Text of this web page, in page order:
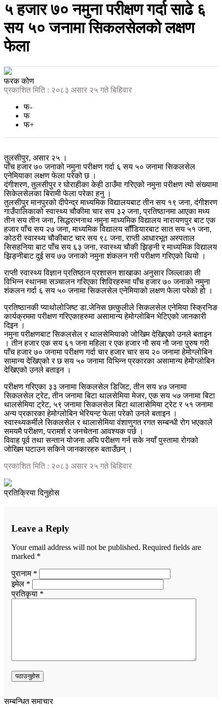
५ हजार ७० नमुना परीक्षण गर्दा साढे ६
सय ५० जनामा सिकलसेलको लक्षण
फेला
फरक कोण
प्रकाशित मिति : २०८३ असार २५ गते बिहिवार
फ-
फ
फ+
तुलसीपुर, असार २५ ।
पाँच हजार ७० जनाको नमुना परीक्षण गर्दा ६ सय ५० जनामा सिकलसेल
एनेमियाका लक्षण फेला परेको छ ।
दंगीशरण, तुलसीपुर र घोराहीका केही ठाउँमा गरिएको नमुना परीक्षण त्यो संख्यामा
सिकेलसेलका बिरामी फेला परेका हनु ।
तुलसीपुर मानपुरको दीपेन्द्र माध्यमिक विद्यालयबाट तीन सय १९ जना, दंगीशरण
गाउँपालिकाको स्वास्थ्य चौकीमा चार सय ३२ जना, प्रतिष्ठानमा आएका मध्य
तीन सय तीन जना, सिद्धरत्ननाथ नमुना माध्यमिक विद्यालय नारायणपुर बाट एक
हजार पाँच सय २७ जना, माध्यमिक विद्यालय सौँडियारबाट सात सय ५१ जना,
कोठरी स्वास्थ्य चौकीबाट चार सय ९८ जना, राप्ती आधारभूत अस्पताल
सिसहनिया बाट पाँच सय ६३ जना, स्वास्थ्य चौकी झिङ्नी र माध्यमिक विद्यालय
झिङ्नीबाट दुई सय ७७ जनाको नमुना शंकलन गरी परीक्षण गरिएको थियो ।
राप्ती स्वास्थ्य विज्ञान प्रतिष्ठान प्रशासन शाखाका अनुसार जिल्लाका ती
विभिन्न स्थानमा सञ्चालन गरिएका शिविरहरुमा पाँच हजार ७० जनाको नमुना
शंकलन गर्दा ६ सय ५० जनामा सिकलसेल एनेमियाको लक्षण फेला परेको हो ।
प्रतिष्ठानकी प्याथोलोजिष्ट डा.जेनिस छत्कुलीले सिकलसेल एनेमिया स्क्रिनिङ
कार्यक्रममा परीक्षण गरिएकाहरुमा असामान्य हेमोग्लोबिन भेटिएको जानकारी
दिइन ।
नमुना परीक्षणबाट सिकलसेल र थालसेमियाको जोखिम देखिएको उनले बताइन
। तीन हजार एक सय ६१ जना महिला र एक हजार नौ सय नौ जना पुरुष गरी
पाँच हजार ७० जनामा परीक्षण गर्दा चार हजार चार सय २० जनामा हेमोग्लोबिन
सामान्य देखिएको र छ सय ५० जनामा विभिन्न प्रकारका असामान्य हेमोग्लोबिन
देखिएको उनले बताइन ।
परीक्षण गरिएका ३३ जनामा सिकलसेल डिजिट, तीन सय ४७ जनामा
सिकलसेल ट्रेट, तीन जनामा बिटा थालसेमिया मेजर, एक सय ५७ जनामा बिटा
थालसेमिया ट्रेट, ५९ जनामा सिकलसेल बिटा थालासेमिया ट्रेट र ५१ जनामा
अन्य प्रकारका हेमोग्लोबिन भेरियन्ट फेला परेको उनले बताइन ।
स्वास्थ्यकर्मीले सिकलसेल र थालासेमिया वंशाणुगत रगत सम्बन्धी रोग भएकाले
समयमै परीक्षण, परामर्श र जनचेतना आवश्यक पर्छ ।
विवाह पूर्व तथा सन्तान योजना अघि परीक्षण गर्न सके नयाँ पुस्तामा रोगको
जोखिम घटाउन सकिने जानकारहरु बताउँछन् ।
प्रकाशित मिति : २०८३ असार २५ गते बिहिवार
प्रतिक्रिया दिनुहोस
Leave a Reply
Your email address will not be published. Required fields are
marked *
पुरानाम *
इमेल *
प्रतिकृया *
सम्बन्धित समाचार